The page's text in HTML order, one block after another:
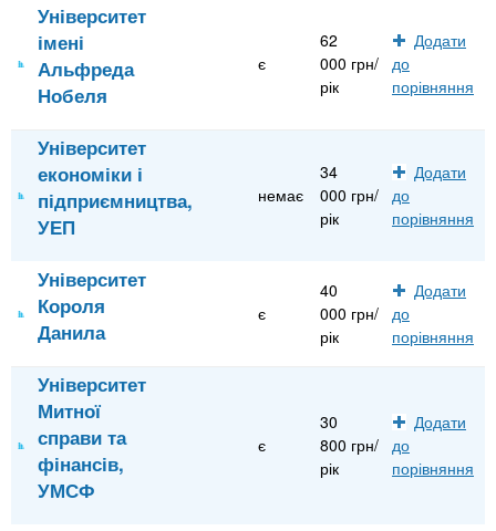
Університет
імені
Альфреда
Нобеля
є
62
000 грн/
рік
Додати
до
порівняння
Університет
економіки і
підприємництва,
УЕП
немає
34
000 грн/
рік
Додати
до
порівняння
Університет
Короля
Данила
є
40
000 грн/
рік
Додати
до
порівняння
Університет
Митної
справи та
фінансів,
УМСФ
є
30
800 грн/
рік
Додати
до
порівняння